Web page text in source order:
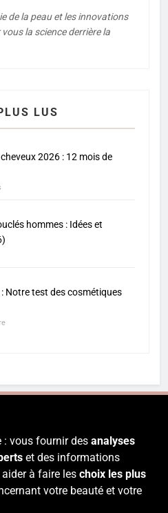
de la peau et les innovations
la science derrière la
LUS
2026 : 12 mois de
hommes : Idées et
Notre test des cosmétiques
: vous fournir des analyses
et des informations
à faire les choix les plus
votre beauté et votre